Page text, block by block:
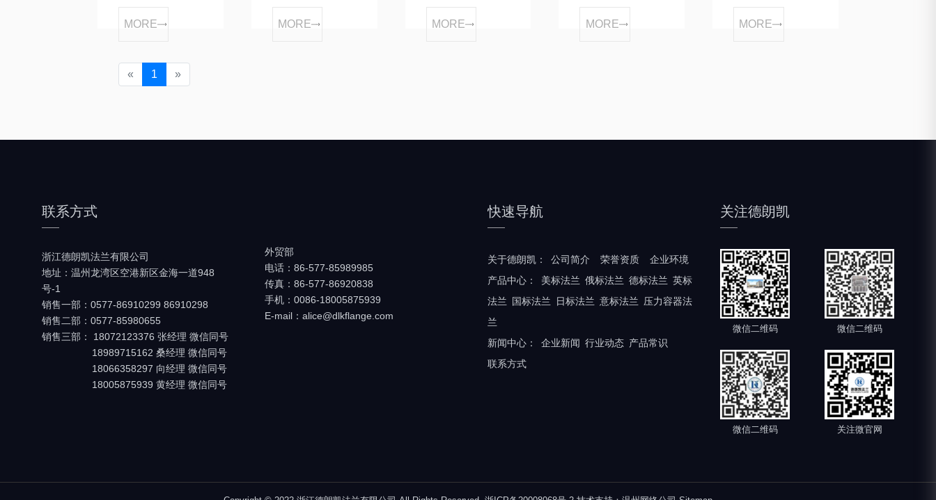
MORE MORE MORE MORE MORE
« 1 »
联系方式
浙江德朗凯法兰有限公司
地址：温州龙湾区空港新区金海一道948
号-1
销售一部：0577-86910299 86910298
销售二部：0577-85980655
销售三部： 18072123376 张经理 微信同号
18989715162 桑经理 微信同号
18066358297 向经理 微信同号
18005875939 黄经理 微信同号
外贸部
电话：86-577-85989985
传真：86-577-86920838
手机：0086-18005875939
E-mail：alice@dlkflange.com
快速导航
关于德朗凯： 公司简介 荣誉资质
企业环境
产品中心：
美标法兰 俄标法兰 德标法兰 英标
法兰
国标法兰 日标法兰 意标法兰 压力容器法
兰
新闻中心：
企业新闻 行业动态 产品常识
联系方式
关注德朗凯
微信二维码 微信二维码
微信二维码 关注微官网